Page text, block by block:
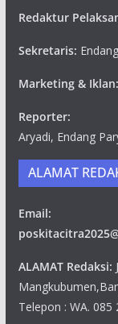
Redaktur
Sekretaris:
Marketing & Iklan:
Reporter:
Aryadi, Endang
ALAMAT
Email:
ALAMAT Redaksi:
Telepon : WA. 085